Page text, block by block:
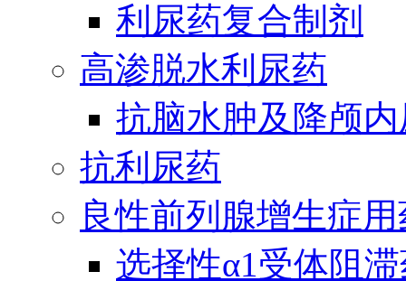
利尿药复合制剂
高渗脱水利尿药
抗脑水肿及降颅
抗利尿药
良性前列腺增生症
选择性α1受体阻